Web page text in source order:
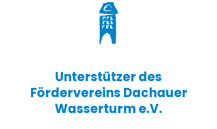
Unterstützer des
Fördervereins Dachauer
Wasserturm e.V.